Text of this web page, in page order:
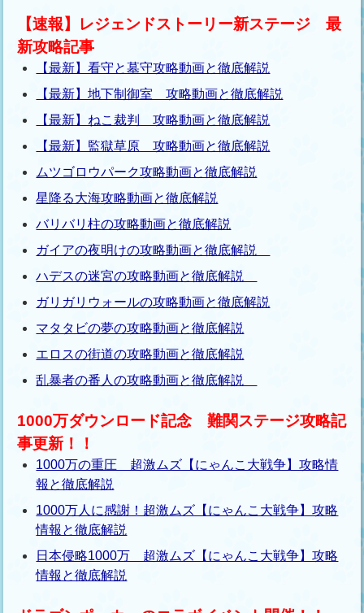
【速報】レジェンドストーリー新ステージ 最
新攻略記事
【最新】看守と墓守攻略動画と徹底解説
【最新】地下制御室 攻略動画と徹底解説
【最新】ねこ裁判 攻略動画と徹底解説
【最新】監獄草原 攻略動画と徹底解説
ムツゴロウパーク攻略動画と徹底解説
星降る大海攻略動画と徹底解説
バリバリ柱の攻略動画と徹底解説
ガイアの夜明けの攻略動画と徹底解説
ハデスの迷宮の攻略動画と徹底解説
ガリガリウォールの攻略動画と徹底解説
マタタビの夢の攻略動画と徹底解説
エロスの街道の攻略動画と徹底解説
乱暴者の番人の攻略動画と徹底解説
1000万ダウンロード記念 難関ステージ攻略記
事更新！！
1000万の重圧 超激ムズ【にゃんこ大戦争】攻略情
報と徹底解説
1000万人に感謝！超激ムズ【にゃんこ大戦争】攻略
情報と徹底解説
日本侵略1000万 超激ムズ【にゃんこ大戦争】攻略
情報と徹底解説